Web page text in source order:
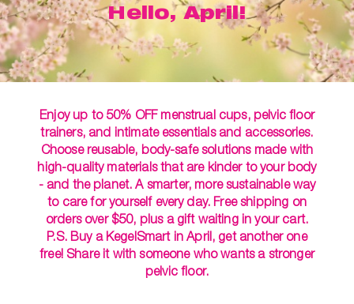
Hello, April!
Enjoy up to 50% OFF menstrual cups, pelvic floor
trainers, and intimate essentials and accessories.
Choose reusable, body-safe solutions made with
high-quality materials that are kinder to your body
- and the planet. A smarter, more sustainable way
to care for yourself every day. Free shipping on
orders over $50, plus a gift waiting in your cart.
P.S. Buy a KegelSmart in April, get another one
free! Share it with someone who wants a stronger
pelvic floor.